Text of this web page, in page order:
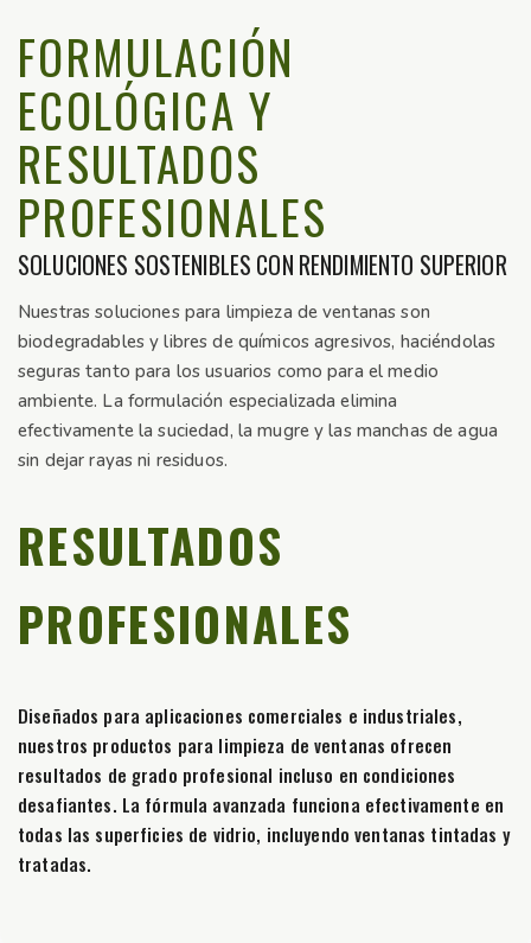
FORMULACIÓN
ECOLÓGICA Y
RESULTADOS
PROFESIONALES
SOLUCIONES SOSTENIBLES CON RENDIMIENTO SUPERIOR
Nuestras soluciones para limpieza de ventanas son
biodegradables y libres de químicos agresivos, haciéndolas
seguras tanto para los usuarios como para el medio
ambiente. La formulación especializada elimina
efectivamente la suciedad, la mugre y las manchas de agua
sin dejar rayas ni residuos.
RESULTADOS
PROFESIONALES
Diseñados para aplicaciones comerciales e industriales,
nuestros productos para limpieza de ventanas ofrecen
resultados de grado profesional incluso en condiciones
desafiantes. La fórmula avanzada funciona efectivamente en
todas las superficies de vidrio, incluyendo ventanas tintadas y
tratadas.